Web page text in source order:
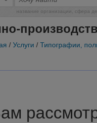
название организации, сфера
/ Услуги / Типографии,